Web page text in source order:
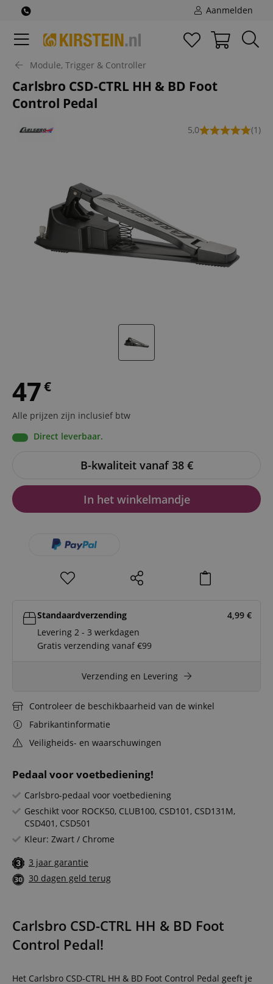
Aanmelden
Module, Trigger & Controller
Carlsbro CSD-CTRL HH & BD Foot
Control Pedal
5,0 (1)
Pedaal voor voetbediening!
Carlsbro-pedaal voor voetbediening
Geschikt voor ROCK50, CLUB100, CSD101, CSD131M,
CSD401, CSD501
Kleur: Zwart / Chrome
3 jaar garantie
30 dagen geld terug
47€
Alle prijzen zijn inclusief btw
Direct leverbaar.
B-kwaliteit vanaf 38 €
In het winkelmandje
Standaardverzending 4,99 €
Levering 2 - 3 werkdagen
Gratis verzending vanaf €99
Verzending en Levering
Controleer de beschikbaarheid van de winkel
Fabrikantinformatie
Veiligheids- en waarschuwingen
Carlsbro CSD-CTRL HH & BD Foot
Control Pedal!
Het Carlsbro CSD-CTRL HH & BD Foot Control Pedal geeft je